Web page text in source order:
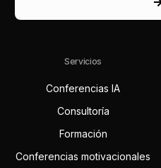
Servicios
Conferencias IA
Consultoría
Formación
Conferencias motivacionales